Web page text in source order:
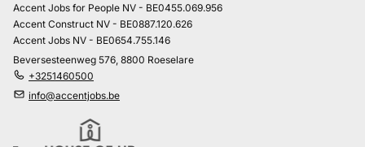
Accent Jobs for People NV - BE0455.069.956
Accent Construct NV - BE0887.120.626
Accent Jobs NV - BE0654.755.146
Beversesteenweg 576, 8800 Roeselare
+3251460500
info@accentjobs.be